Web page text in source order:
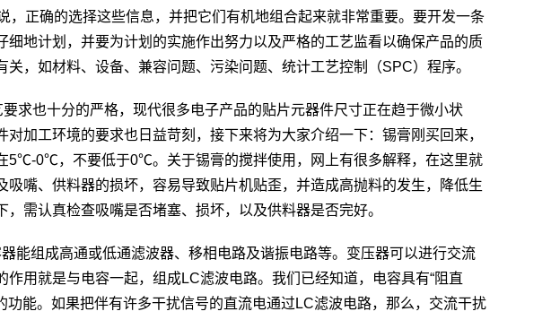
，正确的选择这些信息，并把它们有机地组合起来就非常重要。要开发一条
地计划，并要为计划的实施作出努力以及严格的工艺监看以确保产品的质
，如材料、设备、兼容问题、污染问题、统计工艺控制（SPC）程序。
也十分的严格，现代很多电子产品的贴片元器件尺寸正在趋于微小状
加工环境的要求也日益苛刻，接下来将为大家介绍一下：锡膏刚买回来，
5℃-0℃，不要低于0℃。关于锡膏的搅拌使用，网上有很多解释，在这里就
嘴、供料器的损坏，容易导致贴片机贴歪，并造成高抛料的发生，降低生
需认真检查吸嘴是否堵塞、损坏，以及供料器是否完好。
组成高通或低通滤波器、移相电路及谐振电路等。变压器可以进行交流
用就是与电容一起，组成LC滤波电路。我们已经知道，电容具有“阻直
功能。如果把伴有许多干扰信号的直流电通过LC滤波电路，那么，交流干扰